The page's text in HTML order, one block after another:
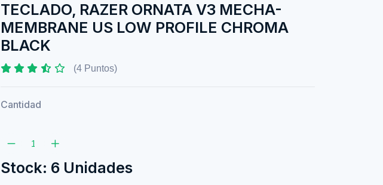
TECLADO, RAZER ORNATA V3 MECHA-
MEMBRANE US LOW PROFILE CHROMA
BLACK
(4 Puntos)
Cantidad
Stock: 6 Unidades